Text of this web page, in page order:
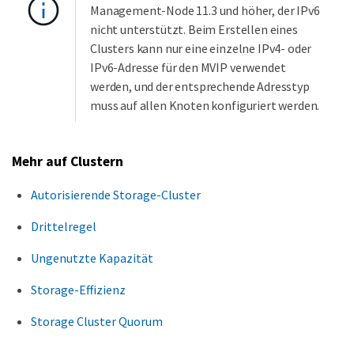
Management-Node 11.3 und höher, der IPv6
nicht unterstützt. Beim Erstellen eines
Clusters kann nur eine einzelne IPv4- oder
IPv6-Adresse für den MVIP verwendet
werden, und der entsprechende Adresstyp
muss auf allen Knoten konfiguriert werden.
Mehr auf Clustern
Autorisierende Storage-Cluster
Drittelregel
Ungenutzte Kapazität
Storage-Effizienz
Storage Cluster Quorum